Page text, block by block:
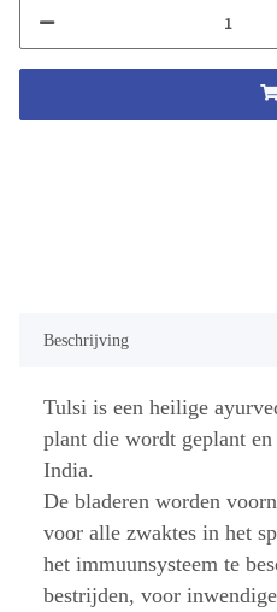
Beschrijving
Tulsi is een heilige
plant die wordt geplant
India.
De bladeren worden
voor alle zwaktes in het
het immuunsysteem te
bestrijden, voor